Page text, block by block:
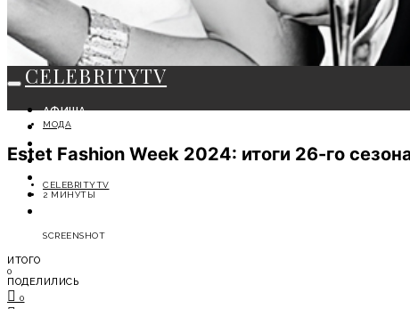
CELEBRITYTV
АФИША
СОБЫТИЯ
КРАСОТА
МОДА
ЛИЧНОСТЬ
ОТДЫХ
МОДА
Estet Fashion Week 2024: итоги 26-го
CELEBRITYTV
2 МИНУТЫ
SCREENSHOT
ИТОГО
0
ПОДЕЛИЛИСЬ
0